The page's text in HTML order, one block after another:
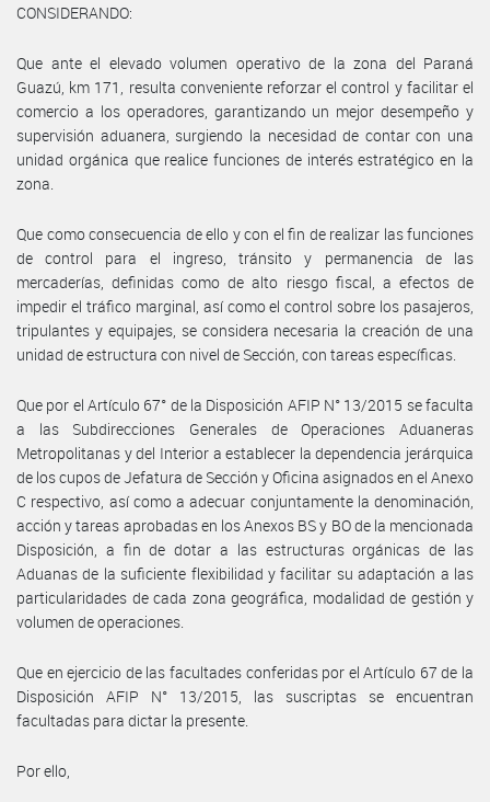
CONSIDERANDO:
Que ante el elevado volumen operativo de la zona del Paraná
Guazú, km 171, resulta conveniente reforzar el control y facilitar el
comercio a los operadores, garantizando un mejor desempeño y
supervisión aduanera, surgiendo la necesidad de contar con una
unidad orgánica que realice funciones de interés estratégico en la
zona.
Que como consecuencia de ello y con el fin de realizar las funciones
de control para el ingreso, tránsito y permanencia de las
mercaderías, definidas como de alto riesgo fiscal, a efectos de
impedir el tráfico marginal, así como el control sobre los pasajeros,
tripulantes y equipajes, se considera necesaria la creación de una
unidad de estructura con nivel de Sección, con tareas específicas.
Que por el Artículo 67° de la Disposición AFIP N° 13/2015 se faculta
a las Subdirecciones Generales de Operaciones Aduaneras
Metropolitanas y del Interior a establecer la dependencia jerárquica
de los cupos de Jefatura de Sección y Oficina asignados en el Anexo
C respectivo, así como a adecuar conjuntamente la denominación,
acción y tareas aprobadas en los Anexos BS y BO de la mencionada
Disposición, a fin de dotar a las estructuras orgánicas de las
Aduanas de la suficiente flexibilidad y facilitar su adaptación a las
particularidades de cada zona geográfica, modalidad de gestión y
volumen de operaciones.
Que en ejercicio de las facultades conferidas por el Artículo 67 de la
Disposición AFIP N° 13/2015, las suscriptas se encuentran
facultadas para dictar la presente.
Por ello,